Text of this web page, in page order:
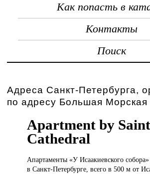
Как попасть в
Контакты
Поиск
Адреса Санкт-Петербурга,
по адресу Большая Морская
Apartment by
Cathedral
Апартаменты «УИсаакиевского
в Санкт-Петербурге, всего в 500 м от